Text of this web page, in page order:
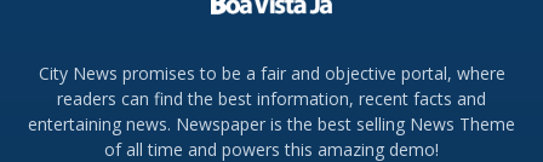
City News promises to be a fair and objective portal, where
readers can find the best information, recent facts and
entertaining news. Newspaper is the best selling News Theme
of all time and powers this amazing demo!